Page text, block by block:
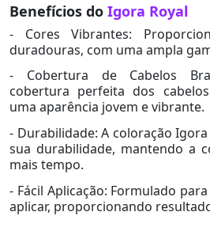
Benefícios do Igora Royal
- Cores Vibrantes:
duradouras, com uma ampla
- Cobertura de Cabelos
cobertura perfeita dos
uma aparência jovem e vibrante.
- Durabilidade: A coloração
sua durabilidade, mantendo a
mais tempo.
- Fácil Aplicação: Formulado
aplicar, proporcionando